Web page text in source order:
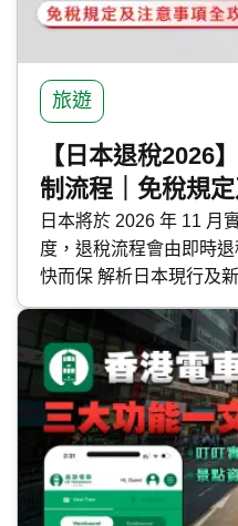
旅遊
【日本退稅2026
制流程｜免稅規
略
日本將於 2026 年 11 月
度，退稅流程會由即時
快而保 解析日本現行及
各種注意事項，讓你安